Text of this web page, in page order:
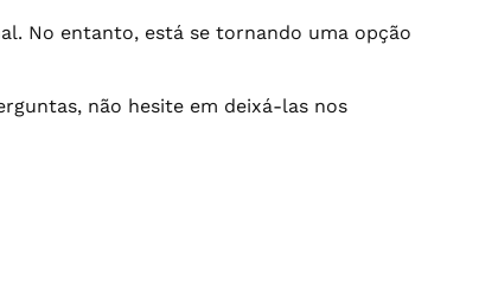
No entanto, está se tornando uma opção
não hesite em deixá-las nos